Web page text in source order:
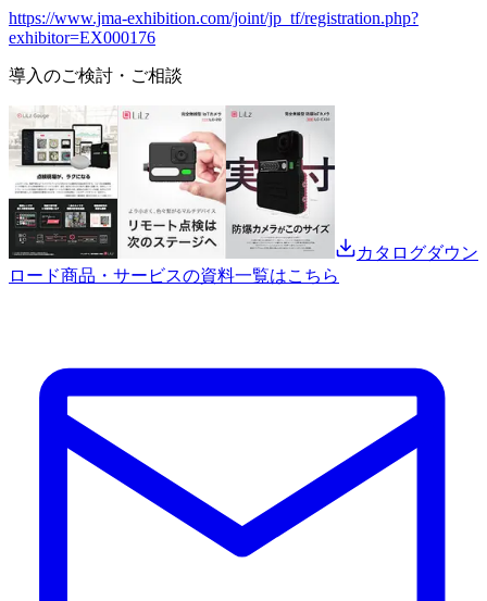
https://www.jma-exhibition.com/joint/jp_tf/registration.php?
exhibitor=EX000176
導入のご検討・ご相談
カタログダウン
ロード商品・サービスの資料一覧はこちら